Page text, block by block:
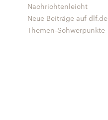
Nachrichtenleicht
Neue Beiträge auf dlf.de
Themen-Schwerpunkte